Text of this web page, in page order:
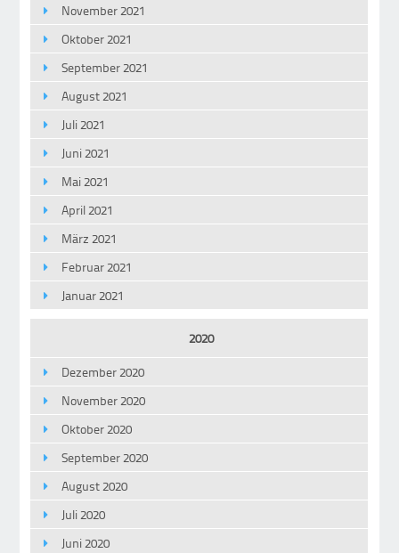
November 2021
Oktober 2021
September 2021
August 2021
Juli 2021
Juni 2021
Mai 2021
April 2021
März 2021
Februar 2021
Januar 2021
2020
Dezember 2020
November 2020
Oktober 2020
September 2020
August 2020
Juli 2020
Juni 2020